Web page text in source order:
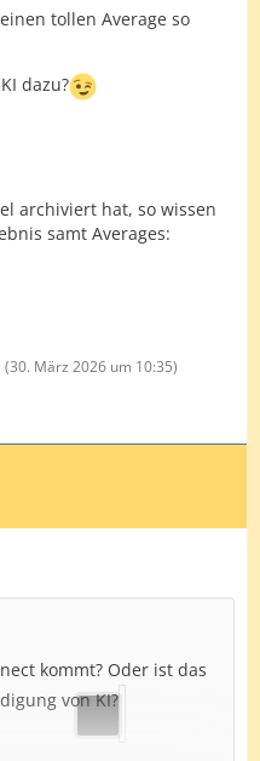
tollen Average so
dazu?
archiviert hat, so wissen
samt Averages:
(30. März 2026 um 10:35)
kommt? Oder ist das
von KI?